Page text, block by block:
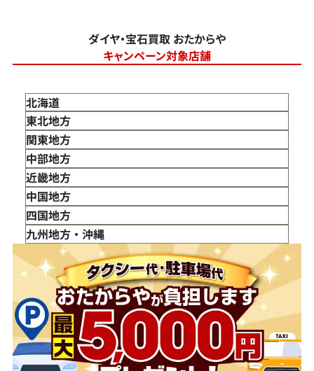
ダイヤ・宝石買取 おたからや
キャンペーン対象店舗
北海道
東北地方
青森県
岩手県
宮城県
秋田県
山形県
福島県
関東地方
東京都
神奈川県
埼玉県
千葉県
茨城県
栃木県
群馬県
中部地方
新潟県
富山県
石川県
山梨県
長野県
岐阜県
静岡県
愛知県
近畿地方
三重県
滋賀県
京都府
大阪府
兵庫県
奈良県
和歌山県
中国地方
鳥取県
島根県
岡山県
広島県
山口県
四国地方
徳島県
香川県
愛媛県
九州地方・沖縄
福岡県
佐賀県
長崎県
熊本県
大分県
宮崎県
鹿児島県